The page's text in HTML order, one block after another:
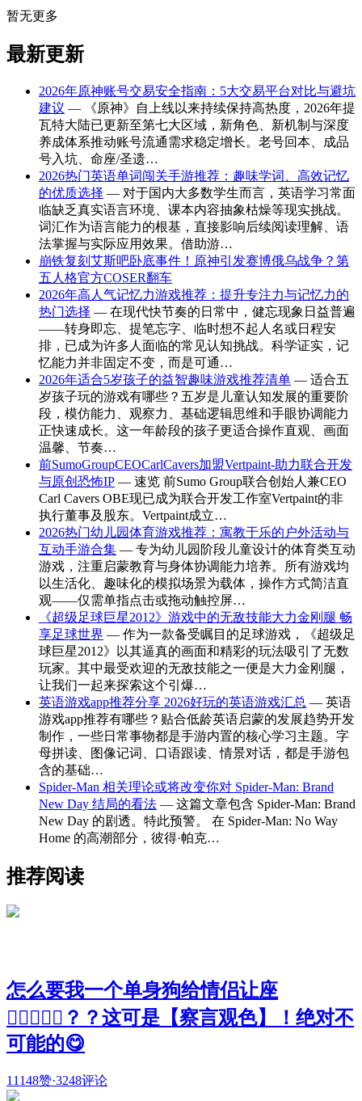
暂无更多
最新更新
2026年原神账号交易安全指南：5大交易平台对比与避坑
建议 — 《原神》自上线以来持续保持高热度，2026年提
瓦特大陆已更新至第七大区域，新角色、新机制与深度
养成体系推动账号流通需求稳定增长。老号回本、成品
号入坑、命座/圣遗…
2026热门英语单词闯关手游推荐：趣味学词、高效记忆
的优质选择 — 对于国内大多数学生而言，英语学习常面
临缺乏真实语言环境、课本内容抽象枯燥等现实挑战。
词汇作为语言能力的根基，直接影响后续阅读理解、语
法掌握与实际应用效果。借助游…
崩铁复刻艾斯吧卧底事件！原神引发赛博俄乌战争？第
五人格官方COSER翻车
2026年高人气记忆力游戏推荐：提升专注力与记忆力的
热门选择 — 在现代快节奏的日常中，健忘现象日益普遍
——转身即忘、提笔忘字、临时想不起人名或日程安
排，已成为许多人面临的常见认知挑战。科学证实，记
忆能力并非固定不变，而是可通…
2026年适合5岁孩子的益智趣味游戏推荐清单 — 适合五
岁孩子玩的游戏有哪些？五岁是儿童认知发展的重要阶
段，模仿能力、观察力、基础逻辑思维和手眼协调能力
正快速成长。这一年龄段的孩子更适合操作直观、画面
温馨、节奏…
前SumoGroupCEOCarlCavers加盟Vertpaint-助力联合开发
与原创恐怖IP — 速览 前Sumo Group联合创始人兼CEO
Carl Cavers OBE现已成为联合开发工作室Vertpaint的非
执行董事及股东。Vertpaint成立…
2026热门幼儿园体育游戏推荐：寓教于乐的户外活动与
互动手游合集 — 专为幼儿园阶段儿童设计的体育类互动
游戏，注重启蒙教育与身体协调能力培养。所有游戏均
以生活化、趣味化的模拟场景为载体，操作方式简洁直
观——仅需单指点击或拖动触控屏…
《超级足球巨星2012》游戏中的无敌技能大力金刚腿 畅
享足球世界 — 作为一款备受瞩目的足球游戏，《超级足
球巨星2012》以其逼真的画面和精彩的玩法吸引了无数
玩家。其中最受欢迎的无敌技能之一便是大力金刚腿，
让我们一起来探索这个引爆…
英语游戏app推荐分享 2026好玩的英语游戏汇总 — 英语
游戏app推荐有哪些？贴合低龄英语启蒙的发展趋势开发
制作，一些日常事物都是手游内置的核心学习主题。字
母拼读、图像记词、口语跟读、情景对话，都是手游包
含的基础…
Spider-Man 相关理论或将改变你对 Spider-Man: Brand
New Day 结局的看法 — 这篇文章包含 Spider-Man: Brand
New Day 的剧透。特此预警。 在 Spider-Man: No Way
Home 的高潮部分，彼得·帕克…
推荐阅读
怎么要我一个单身狗给情侣让座
🧑🏻‍❤️‍👩🏻？？这可是【察言观色】！绝对不
可能的😋
11148赞·3248评论